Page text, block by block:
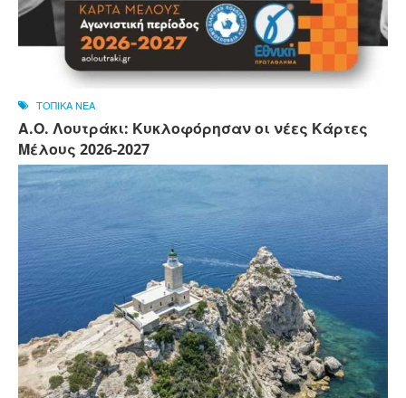
ΤΟΠΙΚΑ ΝΕΑ
Α.Ο. Λουτράκι: Κυκλοφόρησαν οι νέες Κάρτες
Μέλους 2026-2027